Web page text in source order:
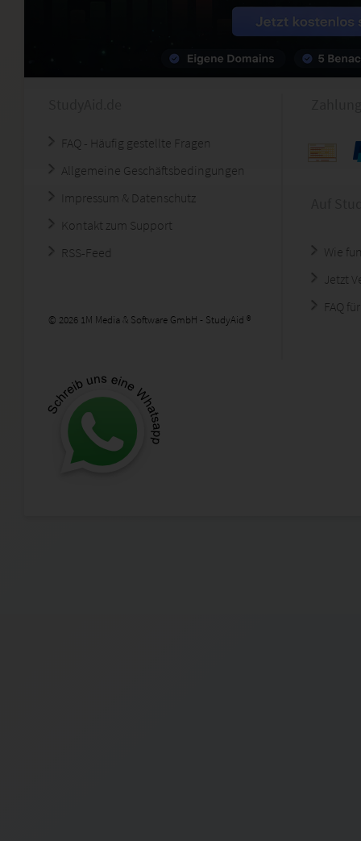
FAQ - Häufig gestellte Fragen
Allgemeine Geschäftsbedingungen
Impressum & Datenschutz
Kontakt zum Support
RSS-Feed
© 2026 1M Media & Software GmbH - StudyAid ®
Wie
Jetzt
FAQ